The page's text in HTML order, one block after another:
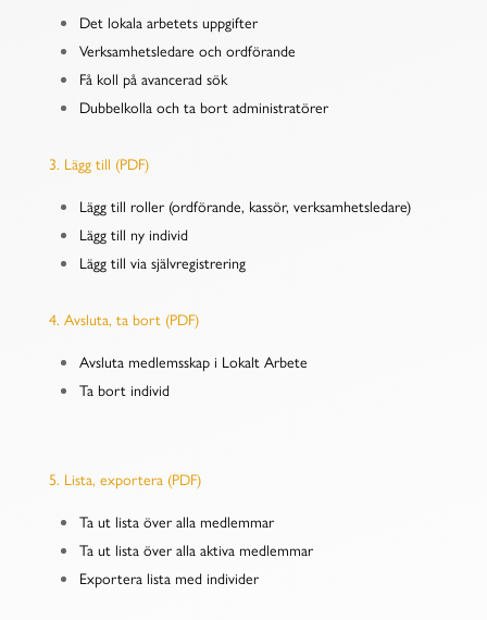
Det lokala arbetets uppgifter
Verksamhetsledare och ordförande
Få koll på avancerad sök
Dubbelkolla och ta bort administratörer
3. Lägg till (PDF)
Lägg till roller (ordförande, kassör, verksamhetsledare)
Lägg till ny individ
Lägg till via självregistrering
4. Avsluta, ta bort (PDF)
Avsluta medlemsskap i Lokalt Arbete
Ta bort individ
5. Lista, exportera (PDF)
Ta ut lista över alla medlemmar
Ta ut lista över alla aktiva medlemmar
Exportera lista med individer